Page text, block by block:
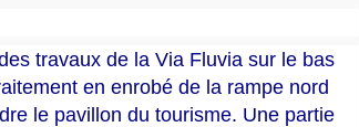
travaux de la Via Fluvia sur le bas
en enrobé de la rampe nord
le pavillon du tourisme. Une partie